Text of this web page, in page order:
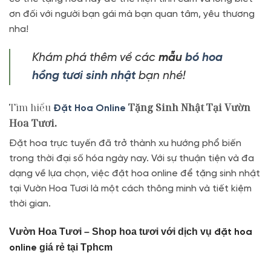
ơn đối với người bạn gái mà bạn quan tâm, yêu thương
nha!
Khám phá thêm về các mẫu bó hoa
hồng tươi sinh nhậtbạn nhé!
Tìm hiểu Đặt Hoa Online Tặng Sinh Nhật Tại Vườn
Hoa Tươi.
Đặt hoa trực tuyến đã trở thành xu hướng phổ biến
trong thời đại số hóa ngày nay. Với sự thuận tiện và đa
dạng về lựa chọn, việc đặt hoa online để tặng sinh nhật
tại Vườn Hoa Tươi là một cách thông minh và tiết kiệm
thời gian.
Vườn Hoa Tươi – Shop hoa tươi với dịch vụ đặt hoa
online giá rẻ tại Tphcm